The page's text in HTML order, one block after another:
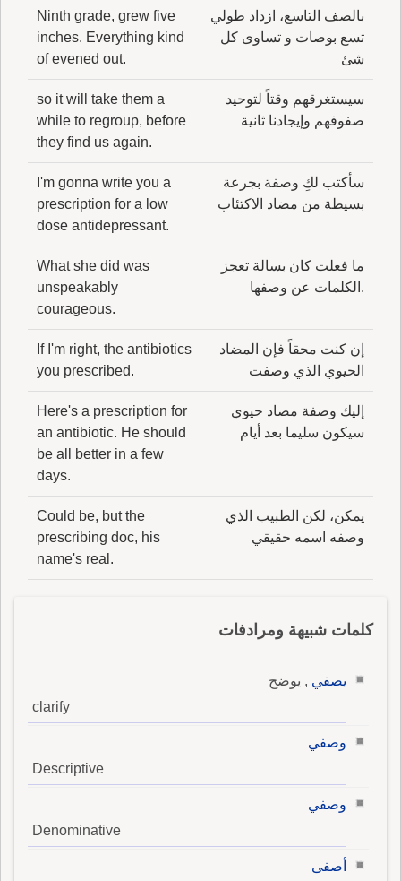
بالصف التاسع، ازداد طولي
تسع بوصات و تساوى كل
شئ
Ninth grade, grew five
inches. Everything kind
of evened out.
سيستغرقهم وقتاً لتوحيد
صفوفهم وإيجادنا ثانية
so it will take them a
while to regroup, before
they find us again.
سأكتب لكِ وصفة بجرعة
بسيطة من مضاد الاكتئاب
I'm gonna write you a
prescription for a low
dose antidepressant.
ما فعلت كان بسالة تعجز
.الكلمات عن وصفها
What she did was
unspeakably
courageous.
إن كنت محقاً فإن المضاد
الحيوي الذي وصفت
If I'm right, the antibiotics
you prescribed.
إليك وصفة مصاد حيوي
سيكون سليما بعد أيام
Here's a prescription for
an antibiotic. He should
be all better in a few
days.
يمكن، لكن الطبيب الذي
وصفه اسمه حقيقي
Could be, but the
prescribing doc, his
name's real.
كلمات شبيهة ومرادفات
يصفي , يوضح
clarify
وصفي
Descriptive
وصفي
Denominative
أصفى